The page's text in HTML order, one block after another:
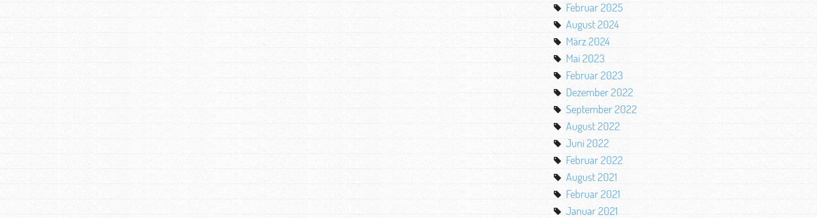
Februar 2025
August 2024
März 2024
Mai 2023
Februar 2023
Dezember 2022
September 2022
August 2022
Juni 2022
Februar 2022
August 2021
Februar 2021
Januar 2021